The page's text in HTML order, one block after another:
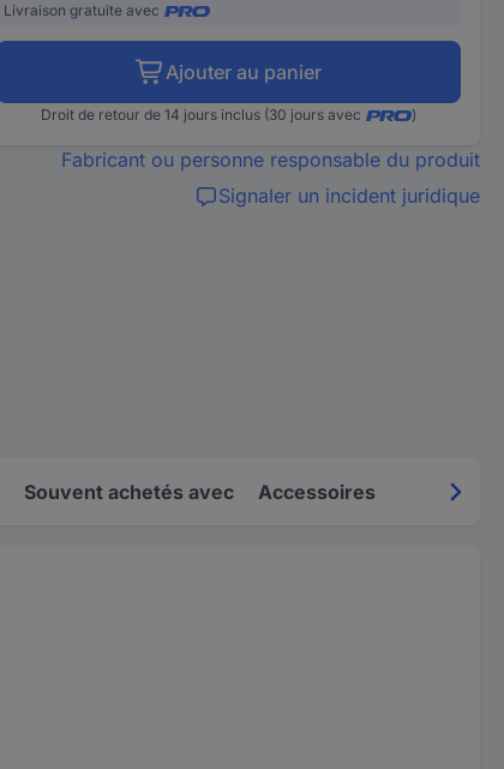
Livraison gratuite avec
Ajouter au panier
Droit de retour de 14 jours inclus (30 jours avec )
Fabricant ou personne responsable du produit
Signaler un incident juridique
Souvent achetés avec Accessoires